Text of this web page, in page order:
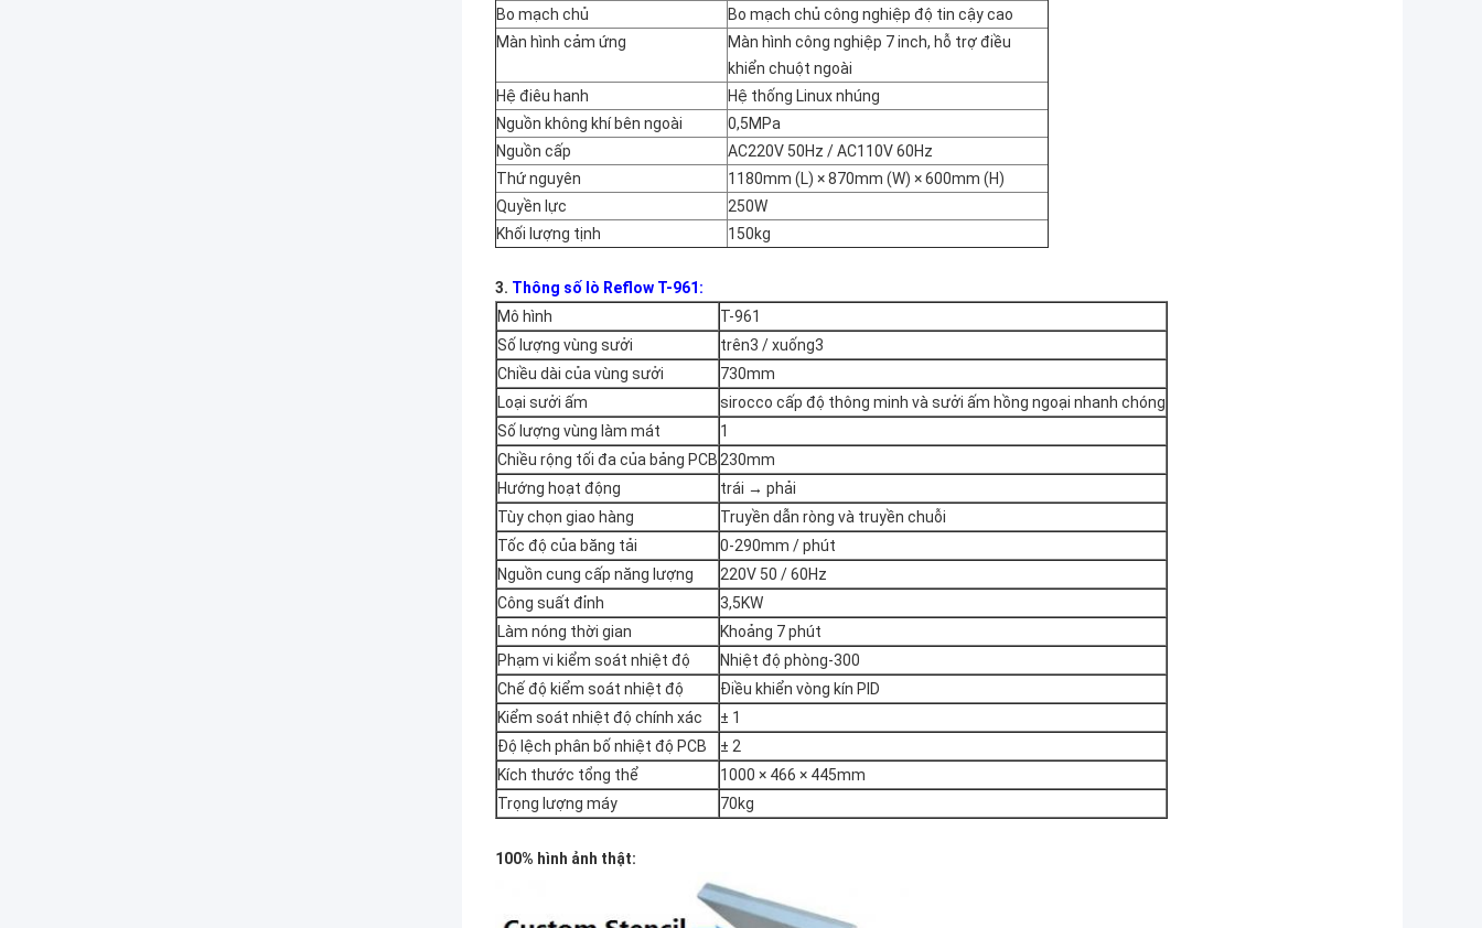
Bo mạch chủ
Bo mạch chủ công nghiệp độ tin cậy cao
Màn hình cảm ứng
Màn hình công nghiệp 7 inch, hỗ trợ điều
khiển chuột ngoài
Hệ điêu hanh
Hệ thống Linux nhúng
Nguồn không khí bên ngoài
0,5MPa
Nguồn cấp
AC220V 50Hz / AC110V 60Hz
Thứ nguyên
1180mm (L) × 870mm (W) × 600mm (H)
Quyền lực
250W
Khối lượng tịnh
150kg
3. Thông số lò Reflow T-961:
Mô hình
T-961
Số lượng vùng sưởi
trên3 / xuống3
Chiều dài của vùng sưởi
730mm
Loại sưởi ấm
sirocco cấp độ thông minh và sưởi ấm hồng ngoại nhanh chóng
Số lượng vùng làm mát
1
Chiều rộng tối đa của bảng PCB230mm
Hướng hoạt động
trái → phải
Tùy chọn giao hàng
Truyền dẫn ròng và truyền chuỗi
Tốc độ của băng tải
0-290mm / phút
Nguồn cung cấp năng lượng
220V 50 / 60Hz
Công suất đỉnh
3,5KW
Làm nóng thời gian
Khoảng 7 phút
Phạm vi kiểm soát nhiệt độ
Nhiệt độ phòng-300
Chế độ kiểm soát nhiệt độ
Điều khiển vòng kín PID
Kiểm soát nhiệt độ chính xác
± 1
Độ lệch phân bố nhiệt độ PCB
± 2
Kích thước tổng thể
1000 × 466 × 445mm
Trọng lượng máy
70kg
100% hình ảnh thật: